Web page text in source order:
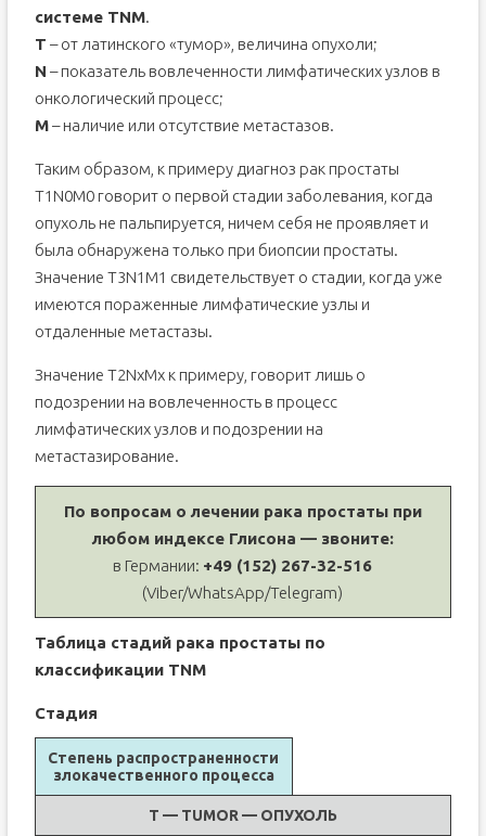
системе TNM.
T – от латинского «тумор», величина опухоли;
N – показатель вовлеченности лимфатических узлов в
онкологический процесс;
М– наличие или отсутствие метастазов.
Таким образом, к примеру диагноз рак простаты
T1N0M0 говорит о первой стадии заболевания, когда
опухоль не пальпируется, ничем себя не проявляет и
была обнаружена только при биопсии простаты.
Значение T3N1M1 свидетельствует о стадии, когда уже
имеются пораженные лимфатические узлы и
отдаленные метастазы.
Значение Т2NxMx к примеру, говорит лишь о
подозрении на вовлеченность в процесс
лимфатических узлов и подозрении на
метастазирование.
По вопросам о лечении рака простаты при
любом индексе Глисона — звоните:
в Германии: +49 (152) 267-32-516
(Viber/WhatsApp/Telegram)
Таблица стадий рака простаты по
классификации TNM
Стадия
Степень распространенности
злокачественного процесса
Т — TUMOR — ОПУХОЛЬ